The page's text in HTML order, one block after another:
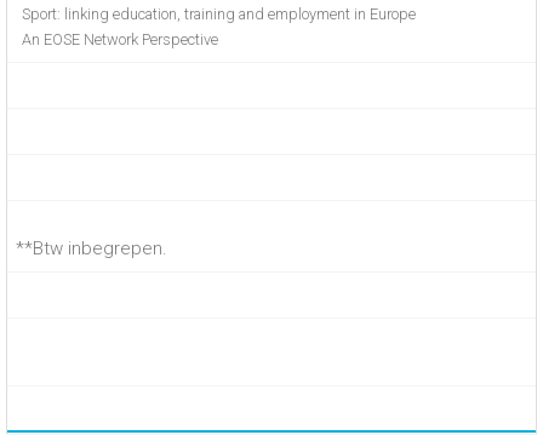
Sport: linking education, training and employment in Europe
An EOSE Network Perspective
**Btw inbegrepen.